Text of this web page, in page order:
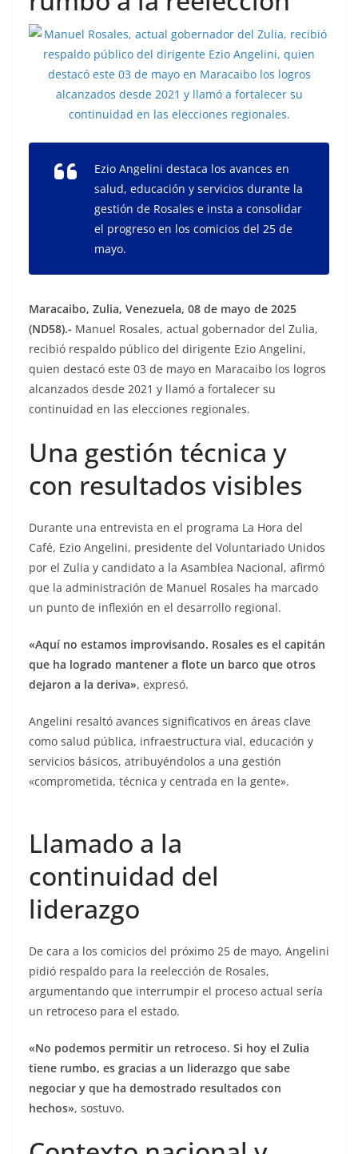
Ezio Angelini destaca los avances en
salud, educación y servicios durante la
gestión de Rosales e insta a consolidar
el progreso en los comicios del 25 de
mayo.
Maracaibo, Zulia, Venezuela, 08 de mayo de 2025
(ND58).- Manuel Rosales, actual gobernador del Zulia,
recibió respaldo público del dirigente Ezio Angelini,
quien destacó este 03 de mayo en Maracaibo los logros
alcanzados desde 2021 y llamó a fortalecer su
continuidad en las elecciones regionales.
Una gestión técnica y
con resultados visibles
Durante una entrevista en el programa La Hora del
Café, Ezio Angelini, presidente del Voluntariado Unidos
por el Zulia y candidato a la Asamblea Nacional, afirmó
que la administración de Manuel Rosales ha marcado
un punto de inflexión en el desarrollo regional.
«Aquí no estamos improvisando. Rosales es el capitán
que ha logrado mantener a flote un barco que otros
dejaron a la deriva», expresó.
Angelini resaltó avances significativos en áreas clave
como salud pública, infraestructura vial, educación y
servicios básicos, atribuyéndolos a una gestión
«comprometida, técnica y centrada en la gente».
Llamado a la
continuidad del
liderazgo
De cara a los comicios del próximo 25 de mayo, Angelini
pidió respaldo para la reelección de Rosales,
argumentando que interrumpir el proceso actual sería
un retroceso para el estado.
«No podemos permitir un retroceso. Si hoy el Zulia
tiene rumbo, es gracias a un liderazgo que sabe
negociar y que ha demostrado resultados con
hechos», sostuvo.